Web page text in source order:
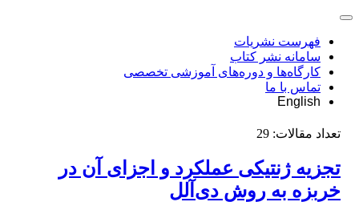
فهرست نشریات
سامانه نشر کتاب
کارگاه‌ها و دوره‌های آموزشی تخصصی
تماس با ما
English
تعداد مقالات: 29
تجزیه ژنتیکی عملکرد و اجزای آن در
خربزه به روش دی‌آلل